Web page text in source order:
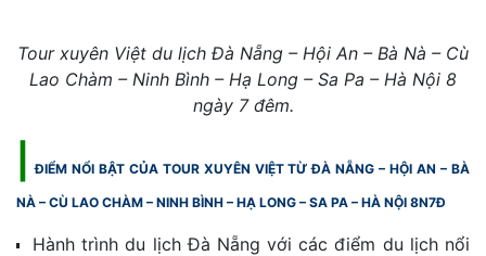
Tour xuyên Việt du lịch Đà Nẵng – Hội An – Bà Nà – Cù
Lao Chàm – Ninh Bình – Hạ Long – Sa Pa – Hà Nội 8
ngày 7 đêm.
ĐIỂM NỔI BẬT CỦA TOUR XUYÊN VIỆT TỪ ĐÀ NẴNG – HỘI AN – BÀ
NÀ – CÙ LAO CHÀM – NINH BÌNH – HẠ LONG – SA PA – HÀ NỘI 8N7Đ
Hành trình du lịch Đà Nẵng với các điểm du lịch nổi